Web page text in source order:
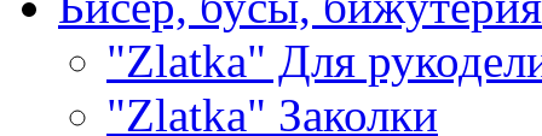
"Zlatka" Для
"Zlatka" Заколки